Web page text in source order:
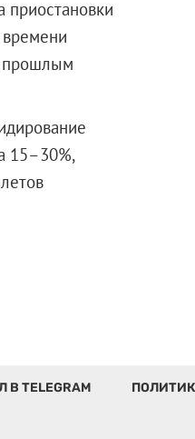
прошлым
15–30%,
В TELEGRAM